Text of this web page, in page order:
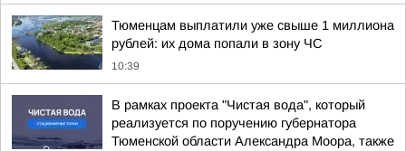
Тюменцам выплатили уже свыше 1 миллиона
рублей: их дома попали в зону ЧС
10:39
В рамках проекта "Чистая вода", который
реализуется по поручению губернатора
Тюменской области Александра Моора, также